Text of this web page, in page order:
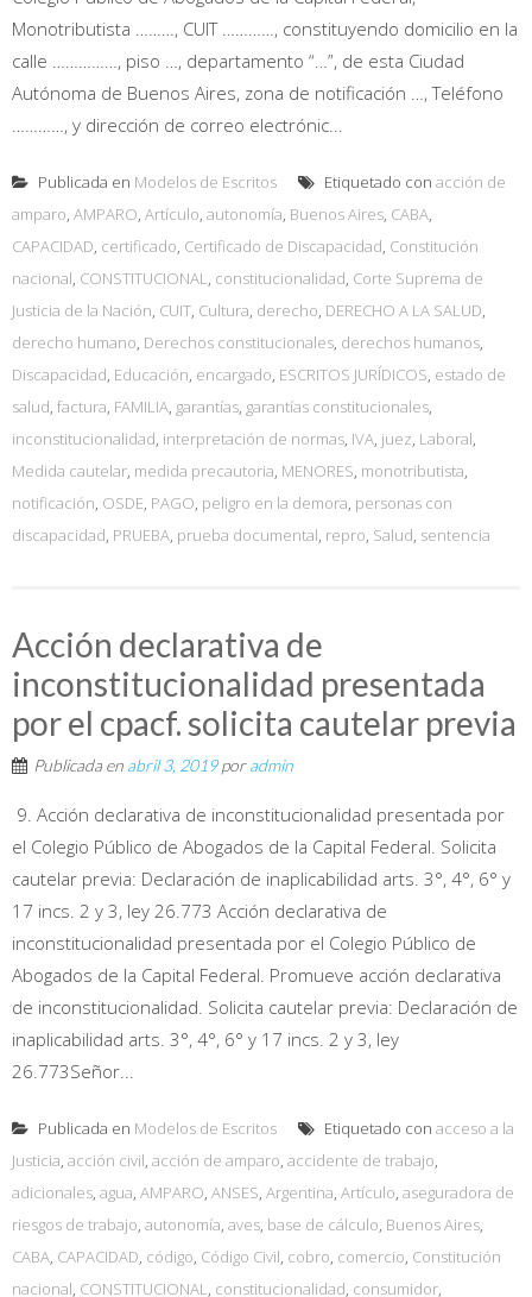
Monotributista ………, CUIT …………, constituyendo domicilio en la
calle ……………, piso …, departamento “…”, de esta Ciudad
Autónoma de Buenos Aires, zona de notificación …, Teléfono
…………, y dirección de correo electrónic...
Publicada en Modelos de Escritos Etiquetado con acción de
amparo, AMPARO, Artículo, autonomía, Buenos Aires, CABA,
CAPACIDAD, certificado, Certificado de Discapacidad, Constitución
nacional, CONSTITUCIONAL, constitucionalidad, Corte Suprema de
Justicia de la Nación, CUIT, Cultura, derecho, DERECHO A LA SALUD,
derecho humano, Derechos constitucionales, derechos humanos,
Discapacidad, Educación, encargado, ESCRITOS JURÍDICOS, estado de
salud, factura, FAMILIA, garantías, garantías constitucionales,
inconstitucionalidad, interpretación de normas, IVA, juez, Laboral,
Medida cautelar, medida precautoria, MENORES, monotributista,
notificación, OSDE, PAGO, peligro en la demora, personas con
discapacidad, PRUEBA, prueba documental, repro, Salud, sentencia
Acción declarativa de
inconstitucionalidad presentada
por el cpacf. solicita cautelar previa
Publicada en abril 3, 2019poradmin
9. Acción declarativa de inconstitucionalidad presentada por
el Colegio Público de Abogados de la Capital Federal. Solicita
cautelar previa: Declaración de inaplicabilidad arts. 3°, 4°, 6° y
17 incs. 2 y 3, ley 26.773 Acción declarativa de
inconstitucionalidad presentada por el Colegio Público de
Abogados de la Capital Federal. Promueve acción declarativa
de inconstitucionalidad. Solicita cautelar previa: Declaración de
inaplicabilidad arts. 3°, 4°, 6° y 17 incs. 2 y 3, ley
26.773Señor...
Publicada en Modelos de Escritos Etiquetado con acceso a la
Justicia, acción civil, acción de amparo, accidente de trabajo,
adicionales, agua, AMPARO, ANSES, Argentina, Artículo, aseguradora de
riesgos de trabajo, autonomía, aves, base de cálculo, Buenos Aires,
CABA, CAPACIDAD, código, Código Civil, cobro, comercio, Constitución
nacional, CONSTITUCIONAL, constitucionalidad, consumidor,